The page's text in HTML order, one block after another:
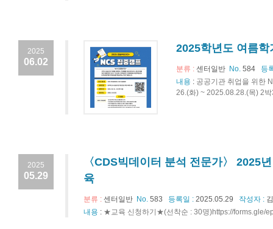
2025
06.02
2025학년도 여름
분류 : 센터일반 No. 584
등
내용 : 공공기관 취업을 위한
26.(화) ~ 2025.08.28.(목) 2
2025
05.29
〈CDS빅데이터 분석 전문가〉 2025
육
분류 : 센터일반 No. 583 등록일 : 2025.05.29 작성자 :
내용 : ★교육 신청하기★(선착순 : 30명)https://forms.gle/